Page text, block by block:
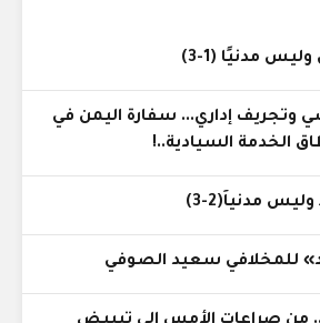
مدنيًا (1-3)
وتجريف إداري... سفارة اليمن في
الخدمة السيادية..!
مدنياً(2-3)
للمخلافي سعيد الصوفي